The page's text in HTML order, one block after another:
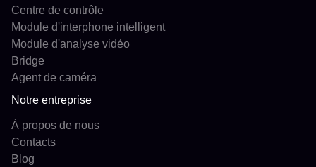
Centre de contrôle
Module d'interphone intelligent
Module d'analyse vidéo
Bridge
Agent de caméra
Notre entreprise
À propos de nous
Contacts
Blog